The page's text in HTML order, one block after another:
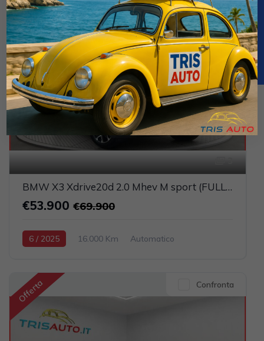
Offerta Confronta
BMW X3 Xdrive20d 2.0 Mhev M sport (FULL LED+PELLE)
€53.900 €69.900
6 / 2025 16.000 Km
Automatico
1995cc 190CV / 140KW
Offerta Confronta